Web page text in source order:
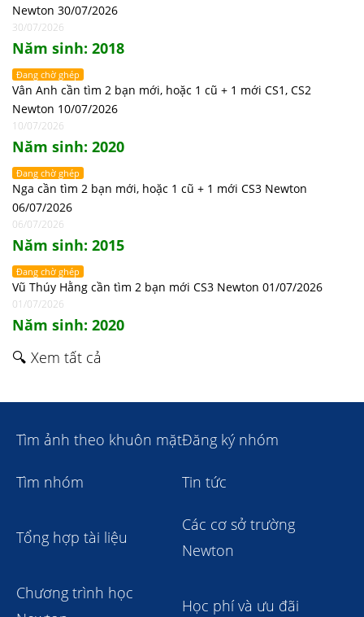
Newton 30/07/2026
30/07/2026
Năm sinh: 2018
Đang chờ ghép
Vân Anh cần tìm 2 bạn mới, hoặc 1 cũ + 1 mới CS1, CS2
Newton 10/07/2026
10/07/2026
Năm sinh: 2020
Đang chờ ghép
Nga cần tìm 2 bạn mới, hoặc 1 cũ + 1 mới CS3 Newton
06/07/2026
06/07/2026
Năm sinh: 2015
Đang chờ ghép
Vũ Thúy Hằng cần tìm 2 bạn mới CS3 Newton 01/07/2026
01/07/2026
Năm sinh: 2020
🔍 Xem tất cả
Tìm ảnh theo khuôn mặtĐăng ký nhóm
Tìm nhóm Tin tức
Tổng hợp tài liệu
Các cơ sở trường
Newton
Chương trình học
Học phí và ưu đãi